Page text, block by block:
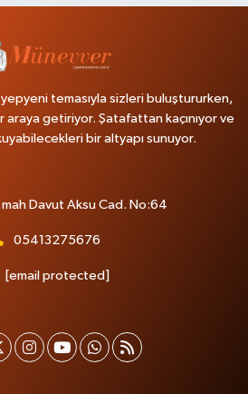
temasıyla sizleri buluştururken,
araya getiriyor. Şatafattan kaçınıyor ve
bir altyapı sunuyor.
mah Davut Aksu Cad. No:64
05413275676
[email protected]